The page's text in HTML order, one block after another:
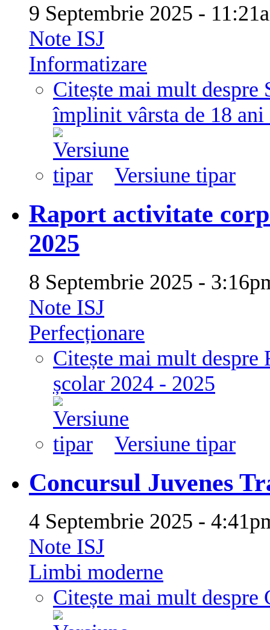
9 Septembrie 2025 -
Note ISJ
Informatizare
Citește mai mult despre
împlinit vârsta de 18
Versiune tipar
Raport activitate
2025
8 Septembrie 2025 -
Note ISJ
Perfecționare
Citește mai mult despre
școlar 2024 - 2025
Versiune tipar
Concursul Juvenes
4 Septembrie 2025 -
Note ISJ
Limbi moderne
Citește mai mult despre